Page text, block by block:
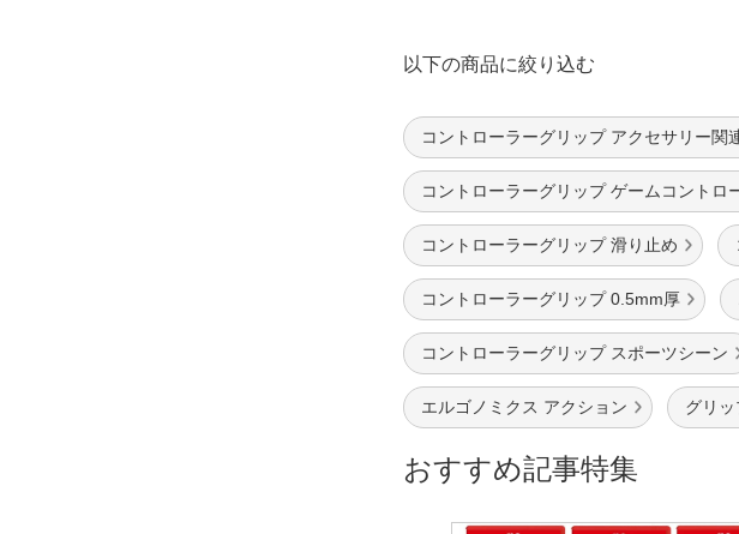
以下の商品に絞り込む
コントローラーグリップ アクセサリー関
コントローラーグリップ ゲームコントロ
コントローラーグリップ 滑り止め
コントローラーグリップ 0.5mm厚
コントローラーグリップ スポーツシーン
エルゴノミクス アクション グリ
おすすめ記事特集